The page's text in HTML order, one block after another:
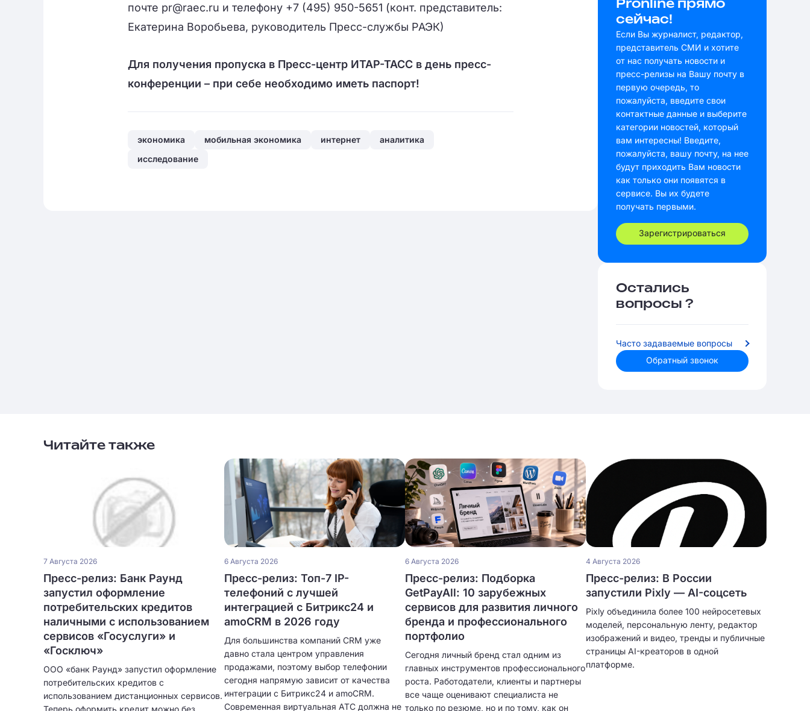
почте pr@raec.ru и телефону +7 (495) 950-5651 (конт. представитель:
Екатерина Воробьева, руководитель Пресс-службы РАЭК)
Для получения пропуска в Пресс-центр ИТАР-ТАСС в день пресс-
конференции – при себе необходимо иметь паспорт!
экономика мобильная экономика интернет
аналитика
исследование
Pronline прямо
сейчас!
Если Вы журналист, редактор,
представитель СМИ и хотите
от нас получать новости и
пресс-релизы на Вашу почту в
первую очередь, то
пожалуйста, введите свои
контактные данные и выберите
категории новостей, который
вам интересны! Введите,
пожалуйста, вашу почту, на нее
будут приходить Вам новости
как только они появятся в
сервисе. Вы их будете
получать первыми.
Зарегистрироваться
Остались
вопросы ?
Часто задаваемые вопросы
Обратный звонок
Читайте также
7 Августа 2026
Пресс-релиз: Банк Раунд
запустил оформление
потребительских кредитов
наличными с использованием
сервисов «Госуслуги» и
«Госключ»
ООО «банк Раунд» запустил оформление
потребительских кредитов с
использованием дистанционных сервисов.
Теперь оформить кредит можно без
6 Августа 2026
Пресс-релиз: Топ-7 IP-
телефоний с лучшей
интеграцией с Битрикс24 и
amoCRM в 2026 году
Для большинства компаний CRM уже
давно стала центром управления
продажами, поэтому выбор телефонии
сегодня напрямую зависит от качества
интеграции с Битрикс24 и amoCRM.
Современная виртуальная АТС должна не
6 Августа 2026
Пресс-релиз: Подборка
GetPayAll: 10 зарубежных
сервисов для развития личного
бренда и профессионального
портфолио
Сегодня личный бренд стал одним из
главных инструментов профессионального
роста. Работодатели, клиенты и партнеры
все чаще оценивают специалиста не
только по резюме, но и по тому, как он
4 Августа 2026
Пресс-релиз: В России
запустили Pixly — AI-соцсеть
Pixly объединила более 100 нейросетевых
моделей, персональную ленту, редактор
изображений и видео, тренды и публичные
страницы AI-креаторов в одной
платформе.